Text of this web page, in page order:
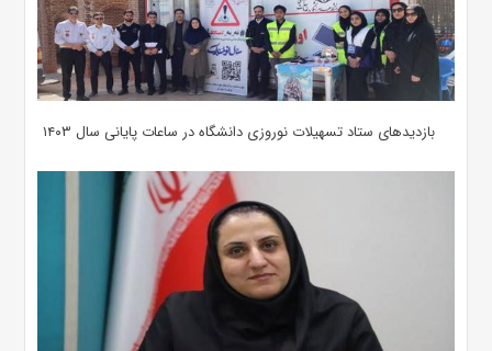
بازدیدهای ستاد تسهیلات نوروزی دانشگاه در ساعات پایانی سال ۱۴۰۳